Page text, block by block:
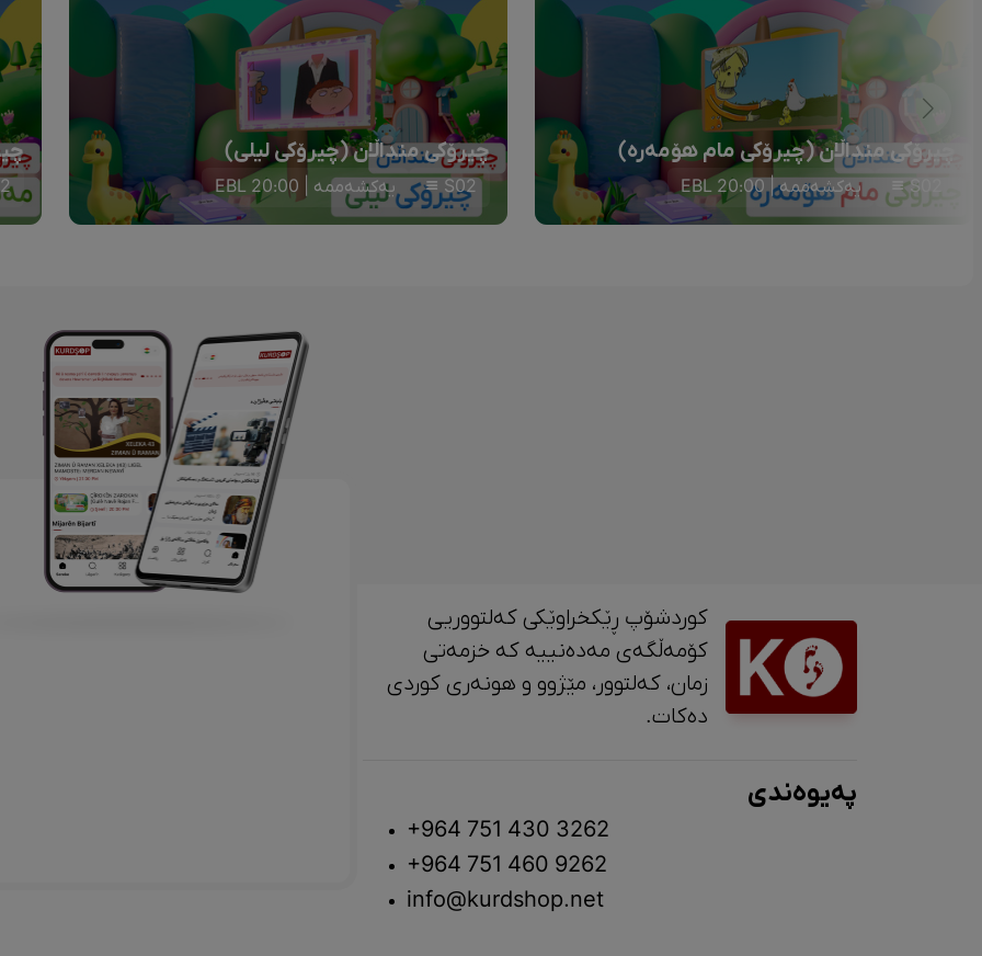
چیرۆکی منداڵان (چیرۆکی مام هۆمەرە)
S02 یەکشەممە | 20:00 EBL
چیرۆکی منداڵان (چیرۆکی لیلی)
S02 یەکشەممە | 20:00 EBL
کوردشۆپ ڕێکخراوێکی کەلتووریی
کۆمەڵگەی مەدەنییە کە خزمەتی
زمان، کەلتوور، مێژوو و ‎هونەری کوردی
دەکات.
پەیوەندی
+964 751 430 3262
+964 751 460 9262
info@kurdshop.net